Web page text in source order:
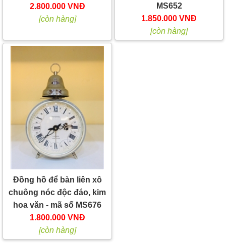
2.800.000 VNĐ
[còn hàng]
MS652
1.850.000 VNĐ
[còn hàng]
Đồng hồ để bàn liên xô
chuông nóc độc đáo, kim
hoa văn - mã số MS676
1.800.000 VNĐ
[còn hàng]